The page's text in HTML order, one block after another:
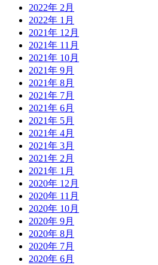
2022年 2月
2022年 1月
2021年 12月
2021年 11月
2021年 10月
2021年 9月
2021年 8月
2021年 7月
2021年 6月
2021年 5月
2021年 4月
2021年 3月
2021年 2月
2021年 1月
2020年 12月
2020年 11月
2020年 10月
2020年 9月
2020年 8月
2020年 7月
2020年 6月